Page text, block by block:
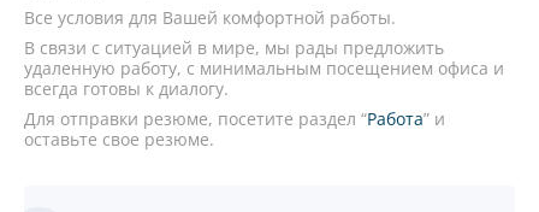
Все условия для Вашей комфортной работы.
В связи с ситуацией в мире, мы рады предложить
удаленную работу, с минимальным посещением офиса и
всегда готовы к диалогу.
Для отправки резюме, посетите раздел “Работа” и
оставьте свое резюме.